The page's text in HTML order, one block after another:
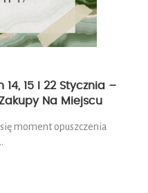
15 I 22 Stycznia –
Na Miejscu
moment opuszczenia